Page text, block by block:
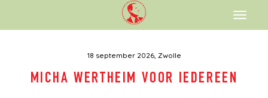
Toggle
18 september 2026, Zwolle
MICHA WERTHEIM VOOR IEDEREEN